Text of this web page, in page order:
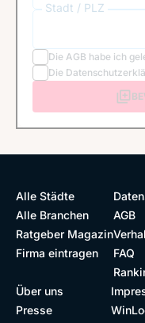
Stadt / PLZ
Die AGB habe ich
Die
Alle Städte
Alle Branchen
Ratgeber Magazin
Firma eintragen
AGB
FAQ
Über uns
Presse